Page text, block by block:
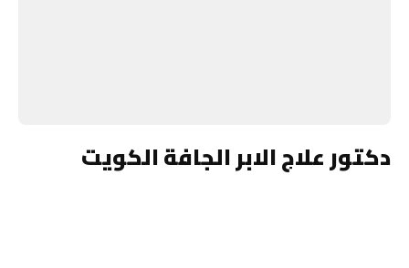
دكتور علاج الابر الجافة الكويت